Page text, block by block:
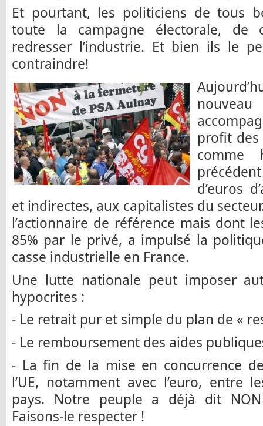
Et pourtant, les politiciens de tous
toute la campagne électorale, de
redresser l’industrie. Et bien ils le
contraindre!
profit des
comme
d’euros
et indirectes, aux capitalistes du
l’actionnaire de référence mais dont
85% par le privé, a impulsé la
casse industrielle en France.
Une lutte nationale peut imposer
hypocrites :
- Le retrait pur et simple du plan de «
- Le remboursement des aides
- La fin de la mise en concurrence
l’UE, notamment avec l’euro, entre
pays. Notre peuple a déjà dit
Faisons-le respecter !